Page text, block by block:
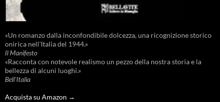
«Un romanzo dalla inconfondibile dolcezza, una ricognizione storico
onirica nell'Italia del 1944.»
Il Manifesto
«Racconta con notevole realismo un pezzo della nostra storia e la
bellezza di alcuni luoghi.»
Bell'Italia
Acquista su Amazon →